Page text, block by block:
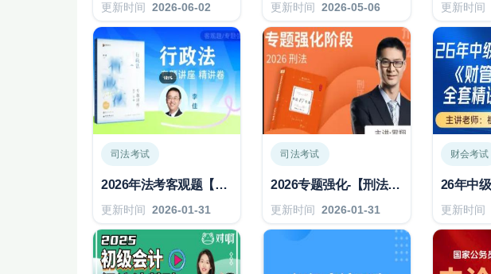
更新时间 2026-06-02 更新时间 2026-05-06 更新时间
司法考试
2026年法考客观题【精讲卷】行政法
更新时间 2026-01-31
司法考试
2026专题强化-【刑法】-罗翔
更新时间 2026-01-31
财会考试
更新时间